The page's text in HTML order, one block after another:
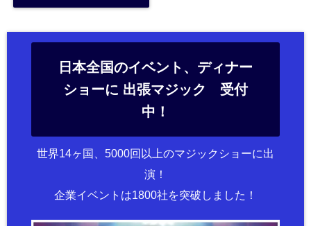
日本全国のイベント、ディナー
ショーに 出張マジック 受付
中！
世界14ヶ国、5000回以上のマジックショーに出
演！
企業イベントは1800社を突破しました！